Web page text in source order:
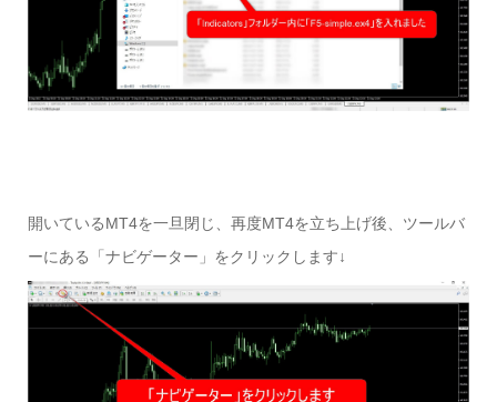
開いているMT4を一旦閉じ、再度MT4を立ち上げ後、ツールバ
ーにある「ナビゲーター」をクリックします↓